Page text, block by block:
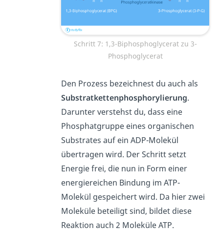
Schritt 7: 1,3-Biphosphoglycerat zu 3-
Phosphoglycerat
Den Prozess bezeichnest du auch als
Substratkettenphosphorylierung.
Darunter verstehst du, dass eine
Phosphatgruppe eines organischen
Substrates auf ein ADP-Molekül
übertragen wird. Der Schritt setzt
Energie frei, die nun in Form einer
energiereichen Bindung im ATP-
Molekül gespeichert wird. Da hier zwei
Moleküle beteiligt sind, bildet diese
Reaktion auch 2 Moleküle ATP.